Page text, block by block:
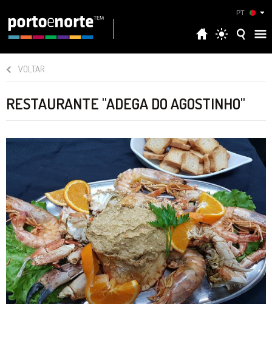
PT
VOLTAR
RESTAURANTE "ADEGA DO AGOSTINHO"